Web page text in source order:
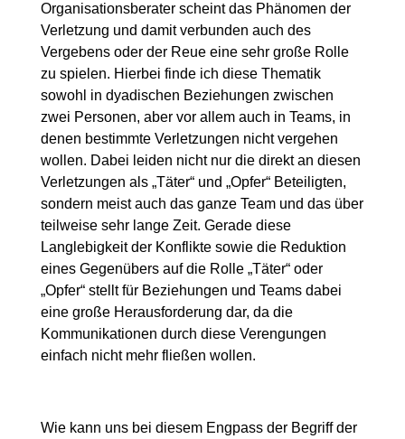
Organisationsberater scheint das Phänomen der
Verletzung und damit verbunden auch des
Vergebens oder der Reue eine sehr große Rolle
zu spielen. Hierbei finde ich diese Thematik
sowohl in dyadischen Beziehungen zwischen
zwei Personen, aber vor allem auch in Teams, in
denen bestimmte Verletzungen nicht vergehen
wollen. Dabei leiden nicht nur die direkt an diesen
Verletzungen als „Täter“ und „Opfer“ Beteiligten,
sondern meist auch das ganze Team und das über
teilweise sehr lange Zeit. Gerade diese
Langlebigkeit der Konflikte sowie die Reduktion
eines Gegenübers auf die Rolle „Täter“ oder
„Opfer“ stellt für Beziehungen und Teams dabei
eine große Herausforderung dar, da die
Kommunikationen durch diese Verengungen
einfach nicht mehr fließen wollen.
Wie kann uns bei diesem Engpass der Begriff der